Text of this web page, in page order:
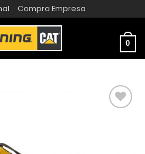
Compra Empresa
0